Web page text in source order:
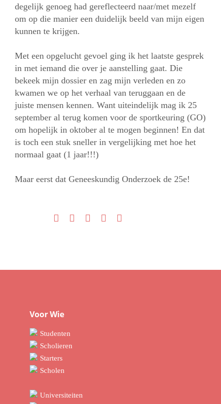
degelijk genoeg had gereflecteerd naar/met mezelf
om op die manier een duidelijk beeld van mijn eigen
kunnen te krijgen.
Met een opgelucht gevoel ging ik het laatste gesprek
in met iemand die over je aanstelling gaat. Die
bekeek mijn dossier en zag mijn verleden en zo
kwamen we op het verhaal van teruggaan en de
juiste mensen kennen. Want uiteindelijk mag ik 25
september al terug komen voor de sportkeuring (GO)
om hopelijk in oktober al te mogen beginnen! En dat
is toch een stuk sneller in vergelijking met hoe het
normaal gaat (1 jaar!!!)
Maar eerst dat Geneeskundig Onderzoek de 25e!
Voor Wie
Studenten
Scholieren
Starters
Scholen
Universiteiten